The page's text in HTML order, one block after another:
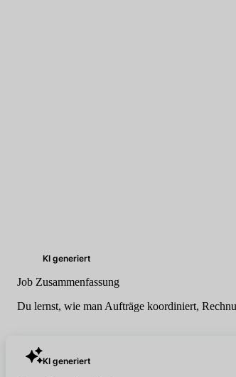
KI generiert
Job Zusammenfassung
Du lernst, wie man Aufträge koordiniert,
KI generiert